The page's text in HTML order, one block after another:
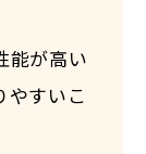
能が高い
やすいこ